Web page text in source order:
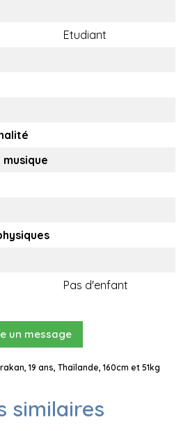
Etudiant
musique
Pas d'enfant
un message
19 ans, Thaïlande, 160cm et 51kg
similaires